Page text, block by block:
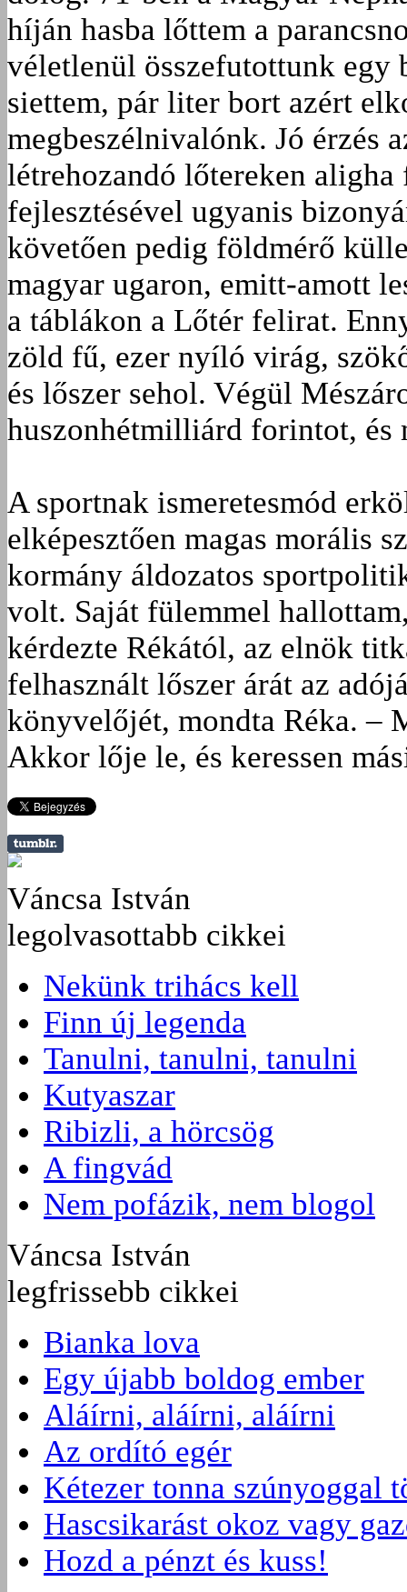
híján hasba lőttem a
véletlenül összefutottunk egy
siettem, pár liter bort azért
megbeszélnivalónk. Jó érzés
létrehozandó lőtereken
fejlesztésével ugyanis
követően pedig földmérő
magyar ugaron, emitt-amott
a táblákon a Lőtér felirat.
zöld fű, ezer nyíló virág,
és lőszer sehol. Végül
huszonhétmilliárd forintot, és
A sportnak ismeretesmód
elképesztően magas morális
kormány áldozatos
volt. Saját fülemmel
kérdezte Rékától, az elnök
felhasznált lőszer árát az
könyvelőjét, mondta Réka. –
Akkor lője le, és keressen
Váncsa István
legolvasottabb cikkei
Nekünk trihács kell
Finn új legenda
Tanulni, tanulni, tanulni
Kutyaszar
Ribizli, a hörcsög
A fingvád
Nem pofázik, nem blogol
Váncsa István
legfrissebb cikkei
Bianka lova
Egy újabb boldog ember
Aláírni, aláírni, aláírni
Az ordító egér
Kétezer tonna szúnyoggal
Hascsikarást okoz vagy
Hozd a pénzt és kuss!